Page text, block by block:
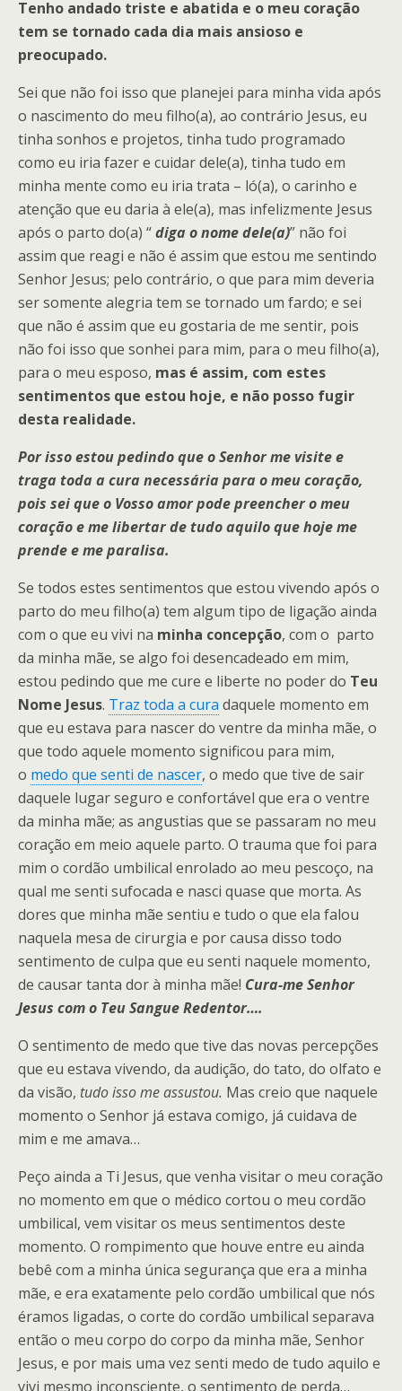
Tenho andado triste e abatida e o meu coração
tem se tornado cada dia mais ansioso e
preocupado.
Sei que não foi isso que planejei para minha vida após
o nascimento do meu filho(a), ao contrário Jesus, eu
tinha sonhos e projetos, tinha tudo programado
como eu iria fazer e cuidar dele(a), tinha tudo em
minha mente como eu iria trata – ló(a), o carinho e
atenção que eu daria à ele(a), mas infelizmente Jesus
após o parto do(a) “diga o nome dele(a)” não foi
assim que reagi e não é assim que estou me sentindo
Senhor Jesus; pelo contrário, o que para mim deveria
ser somente alegria tem se tornado um fardo; e sei
que não é assim que eu gostaria de me sentir, pois
não foi isso que sonhei para mim, para o meu filho(a),
para o meu esposo, mas é assim, com estes
sentimentos que estou hoje, e não posso fugir
desta realidade.
Por isso estou pedindo que o Senhor me visite e
traga toda a cura necessária para o meu coração,
pois sei que o Vosso amor pode preencher o meu
coração e me libertar de tudo aquilo que hoje me
prende e me paralisa.
Se todos estes sentimentos que estou vivendo após o
parto do meu filho(a) tem algum tipo de ligação ainda
com o que eu vivi na minha concepção, com o parto
da minha mãe, se algo foi desencadeado em mim,
estou pedindo que me cure e liberte no poder do Teu
Nome Jesus. Traz toda a cura daquele momento em
que eu estava para nascer do ventre da minha mãe, o
que todo aquele momento significou para mim,
o medo que senti de nascer, o medo que tive de sair
daquele lugar seguro e confortável que era o ventre
da minha mãe; as angustias que se passaram no meu
coração em meio aquele parto. O trauma que foi para
mim o cordão umbilical enrolado ao meu pescoço, na
qual me senti sufocada e nasci quase que morta. As
dores que minha mãe sentiu e tudo o que ela falou
naquela mesa de cirurgia e por causa disso todo
sentimento de culpa que eu senti naquele momento,
de causar tanta dor à minha mãe! Cura-me Senhor
Jesus com o Teu Sangue Redentor….
O sentimento de medo que tive das novas percepções
que eu estava vivendo, da audição, do tato, do olfato e
da visão, tudo isso me assustou. Mas creio que naquele
momento o Senhor já estava comigo, já cuidava de
mim e me amava…
Peço ainda a Ti Jesus, que venha visitar o meu coração
no momento em que o médico cortou o meu cordão
umbilical, vem visitar os meus sentimentos deste
momento. O rompimento que houve entre eu ainda
bebê com a minha única segurança que era a minha
mãe, e era exatamente pelo cordão umbilical que nós
éramos ligadas, o corte do cordão umbilical separava
então o meu corpo do corpo da minha mãe, Senhor
Jesus, e por mais uma vez senti medo de tudo aquilo e
vivi mesmo inconsciente, o sentimento de perda…